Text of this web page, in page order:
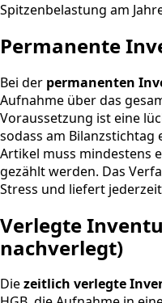
Spitzenbelastung am
Permanente
Bei der permanenten
Aufnahme über das
Voraussetzung ist eine
sodass am Bilanzstichtag
Artikel muss mindestens
gezählt werden. Das
Stress und liefert
Verlegte
nachverlegt)
Diezeitlich verlegte